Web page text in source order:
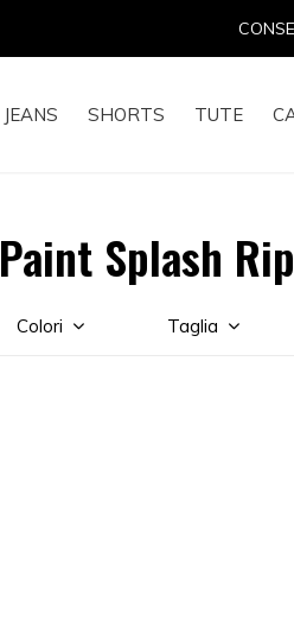
JEANS SHORTS TUTE
Splash
Colori Taglia